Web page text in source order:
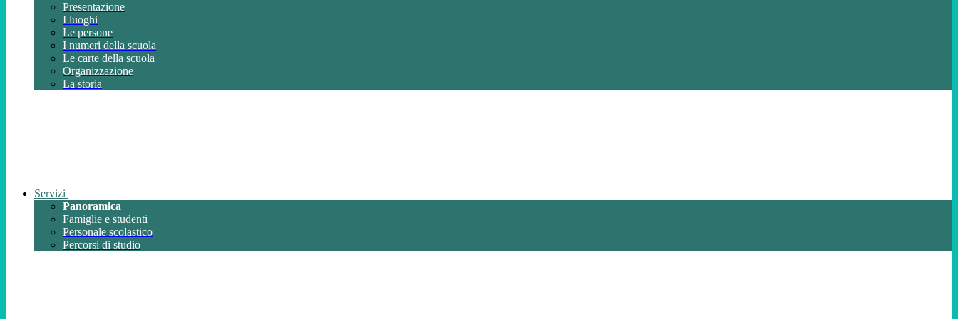
Presentazione
I luoghi
Le persone
I numeri della scuola
Le carte della scuola
Organizzazione
La storia
Servizi
Panoramica
Famiglie e studenti
Personale scolastico
Percorsi di studio